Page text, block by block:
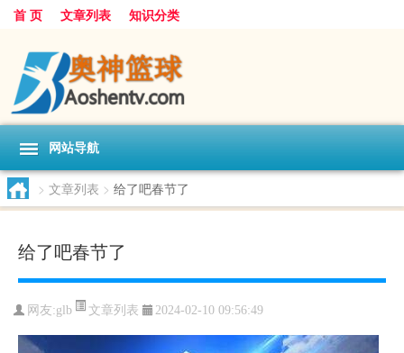
首 页 文章列表 知识分类
网站导航
> 文章列表 > 给了吧春节了
给了吧春节了
网友:glb 文章列表 2024-02-10 09:56:49